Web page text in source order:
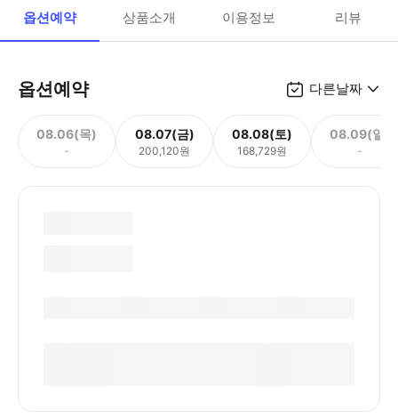
옵션예약 상품소개 이용정보 리뷰
옵션예약 다른날짜
08.06(목)
-
08.07(금)
200,120원
08.08(토)
168,729원
08.09(일)
-